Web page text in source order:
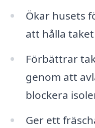
Ökar husets
att hålla
Förbättrar
genom att
blockera
Ger ett